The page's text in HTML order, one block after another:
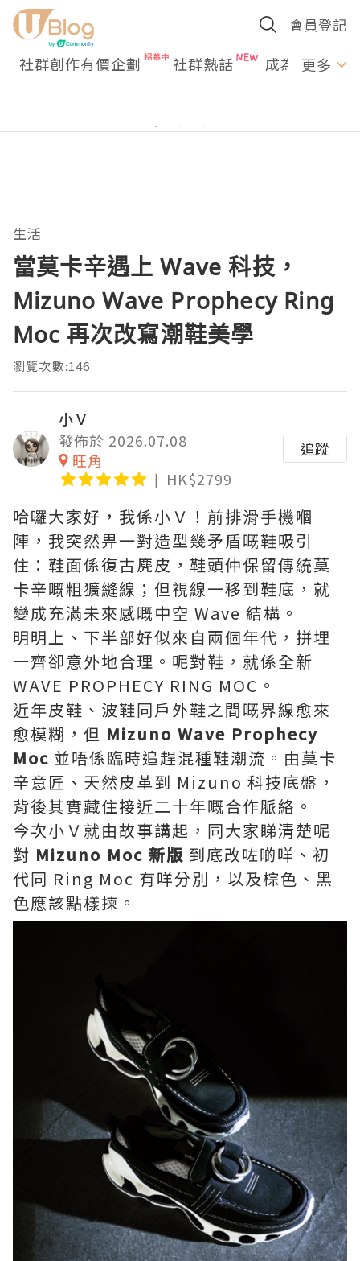
會員登記
社群創作有價企劃 社群熱話 成為U更多
生活
當莫卡辛遇上 Wave 科技，
Mizuno Wave Prophecy Ring
Moc 再次改寫潮鞋美學
瀏覽次數:146
小Ｖ
發佈於 2026.07.08
旺角
HK$2799
追蹤
哈囉大家好，我係小Ｖ！前排滑手機嗰
陣，我突然畀一對造型幾矛盾嘅鞋吸引
住：鞋面係復古麂皮，鞋頭仲保留傳統莫
卡辛嘅粗獷縫線；但視線一移到鞋底，就
變成充滿未來感嘅中空 Wave 結構。
明明上、下半部好似來自兩個年代，拼埋
一齊卻意外地合理。呢對鞋，就係全新
WAVE PROPHECY RING MOC。
近年皮鞋、波鞋同戶外鞋之間嘅界線愈來
愈模糊，但 Mizuno Wave Prophecy
Moc 並唔係臨時追趕混種鞋潮流。由莫卡
辛意匠、天然皮革到 Mizuno 科技底盤，
背後其實藏住接近二十年嘅合作脈絡。
今次小Ｖ就由故事講起，同大家睇清楚呢
對 Mizuno Moc 新版 到底改咗啲咩、初
代同 Ring Moc 有咩分別，以及棕色、黑
色應該點樣揀。